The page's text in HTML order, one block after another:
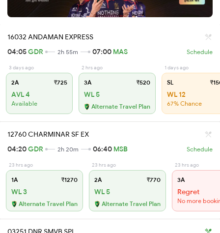
16032 ANDAMAN EXPRESS
04:05GDR 2h 55m 07:00 MAS Schedule
3 days ago
2A ₹725
AVL 4
Available
2 hrs ago
3A ₹520
WL 5
Alternate Travel Plan
1 days ago
SL
WL 12
67% Chance
12760 CHARMINAR SF EX
04:20GDR 2h 20m 06:40 MSB Schedule
23 hrs ago
1A ₹1270
WL 3
Alternate Travel Plan
23 hrs ago
2A ₹770
WL 5
Alternate Travel Plan
23 hrs ago
3A
Regret
No more